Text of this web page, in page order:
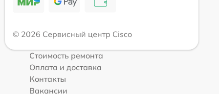
© 2026 Сервисный центр Cisco
Стоимость ремонта
Оплата и доставка
Контакты
Вакансии